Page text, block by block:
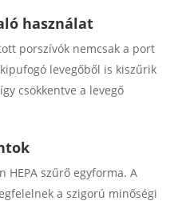
használat
porszívók nemcsak a port
levegőből is kiszűrik
csökkentve a levegő
HEPA szűrő egyforma. A
a szigorú minőségi